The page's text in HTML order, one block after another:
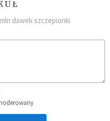
dawek szczepionki